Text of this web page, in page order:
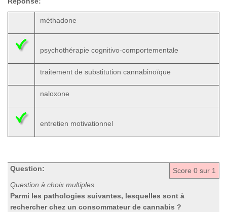
méthadone
psychothérapie cognitivo-comportementale
traitement de substitution cannabinoïque
naloxone
entretien motivationnel
Score 0 sur 1
Question:
Question à choix multiples
Parmi les pathologies suivantes, lesquelles sont à
rechercher chez un consommateur de cannabis ?